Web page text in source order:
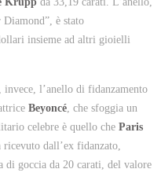
è stato
insieme ad altri gioielli
l’anello di fidanzamento
Beyoncé, che sfoggia un
celebre è quello che Paris
dall’ex fidanzato,
di goccia da 20 carati, del valore